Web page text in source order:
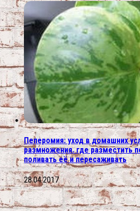
Пеперомия: уход в домашних
размножения. где разместить
поливать её и пересаживать
28.04.2017